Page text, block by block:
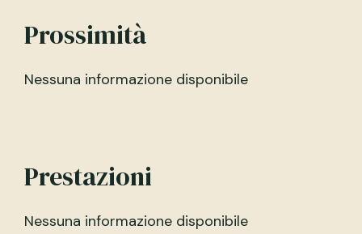
Prossimità
Nessuna informazione disponibile
Prestazioni
Nessuna informazione disponibile